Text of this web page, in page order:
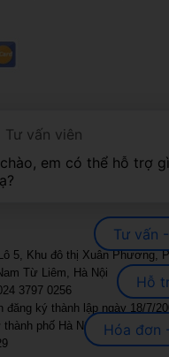
VUI LÒNG KHÔNG SỬA XÓA)
5, Khu đô thị Xuân Phương,
Từ Liêm, Hà Nội
3797 0256
đăng ký thành lập ngày 18/7/
phố Hà Nội cấp
Tư vấn viên
em có thể hỗ trợ
Tư vấn
Hỗ
Hóa đơn